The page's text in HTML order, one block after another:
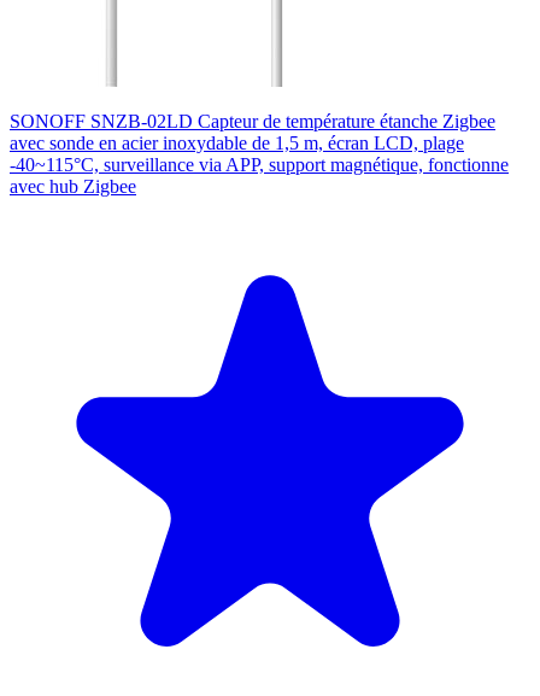
SONOFF SNZB-02LD Capteur de température étanche Zigbee
avec sonde en acier inoxydable de 1,5 m, écran LCD, plage
-40~115°C, surveillance via APP, support magnétique, fonctionne
avec hub Zigbee